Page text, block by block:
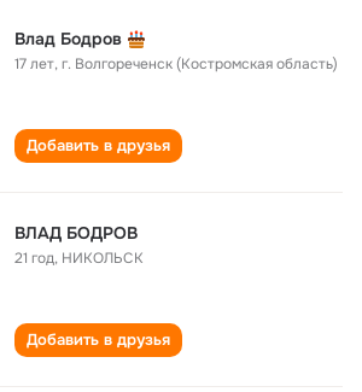
Влад Бодров
17 лет,г. Волгореченск (Костромская область)
Добавить в друзья
ВЛАД БОДРОВ
21 год, НИКОЛЬСК
Добавить в друзья